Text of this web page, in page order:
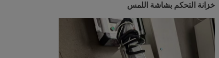
خزانة التحكم بشاشة اللمس